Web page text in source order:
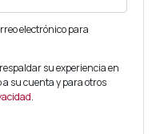
electrónico para
su experiencia en
su cuenta y para otros
.